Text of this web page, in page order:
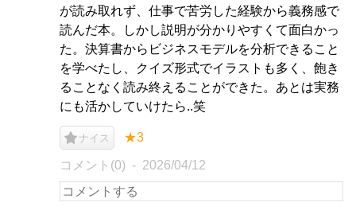
が読み取れず、仕事で苦労した経験から義務感で
読んだ本。しかし説明が分かりやすくて面白かっ
た。決算書からビジネスモデルを分析できること
を学べたし、クイズ形式でイラストも多く、飽き
ることなく読み終えることができた。あとは実務
にも活かしていけたら..笑
ナイス ★3
コメント(0) 2026/04/12